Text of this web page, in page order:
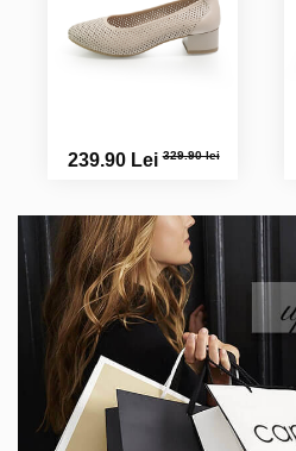
239.90 Lei329.90 lei